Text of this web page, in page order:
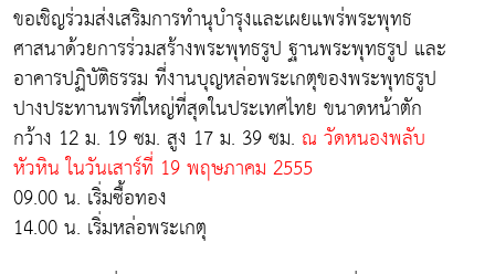
ขอเชิญร่วมส่งเสริมการทำนุบำรุงและเผยแพร่พระพุทธ
ศาสนาด้วยการร่วมสร้างพระพุทธรูป ฐานพระพุทธรูป และ
อาคารปฏิบัติธรรม ที่งานบุญหล่อพระเกตุของพระพุทธรูป
ปางประทานพรที่ใหญ่ที่สุดในประเทศไทย ขนาดหน้าตัก
กว้าง 12 ม. 19 ซม. สูง 17 ม. 39 ซม. ณ วัดหนองพลับ
หัวหิน ในวันเสาร์ที่ 19 พฤษภาคม 2555
09.00 น. เริ่มซื้อทอง
14.00 น. เริ่มหล่อพระเกตุ